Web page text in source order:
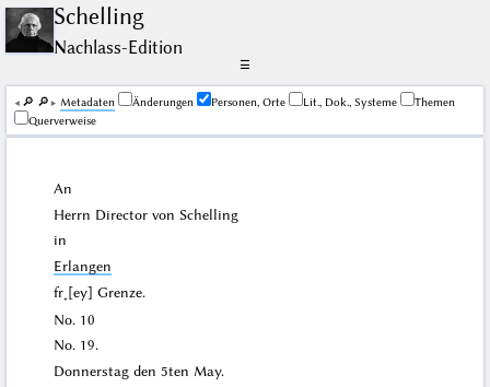
Schelling
Nachlass-Edition
☰
🔎︎ 🔎︎ Me­ta­da­ten Änderungen Personen, Orte Lit., Dok., Systeme
Themen
Querverweise
An
Herrn Director von Schelling
in
Erlangen
fr˖[ey] Grenze.
No. 10
No. 19.
Donnerstag den5ten May.